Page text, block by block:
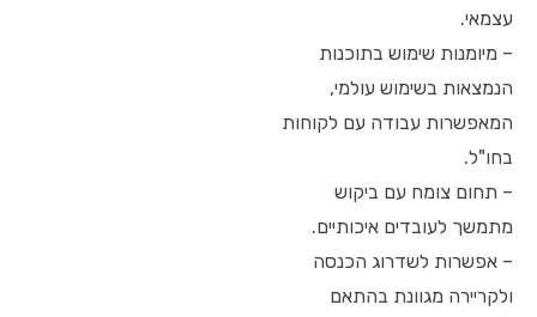
עצמאי.
– מיומנות שימוש בתוכנות
הנמצאות בשימוש עולמי,
המאפשרות עבודה עם לקוחות
בחו"ל.
– תחום צומח עם ביקוש
מתמשך לעובדים איכותיים.
– אפשרות לשדרוג הכנסה
ולקריירה מגוונת בהתאם